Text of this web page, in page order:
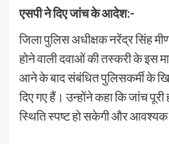
एसपी ने दिए जांच के आदेश:-
जिला पुलिस अधीक्षक नरेंद्र सिंह
होने वाली दवाओं की तस्करी के इस
आने के बाद संबंधित पुलिसकर्मी के
दिए गए हैं। उन्होंने कहा कि जांच
स्थिति स्पष्ट हो सकेगी और आवश्यक